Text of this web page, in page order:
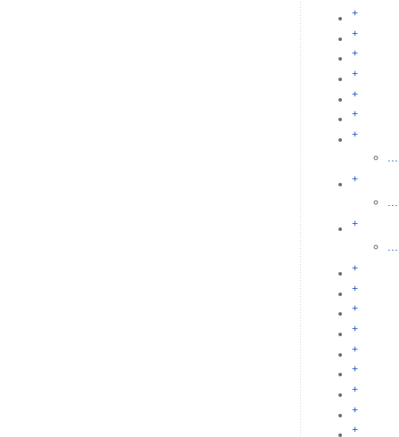
+
+
+
+
+
+
+
...
+
...
+
...
+
+
+
+
+
+
+
+
+